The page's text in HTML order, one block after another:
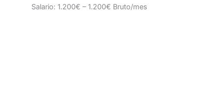
Salario: 1.200€ – 1.200€ Bruto/mes